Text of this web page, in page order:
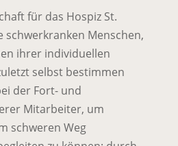
für das Hospiz St.
schwerkranken Menschen,
ihrer individuellen
selbst bestimmen
der Fort- und
Mitarbeiter, um
schweren Weg